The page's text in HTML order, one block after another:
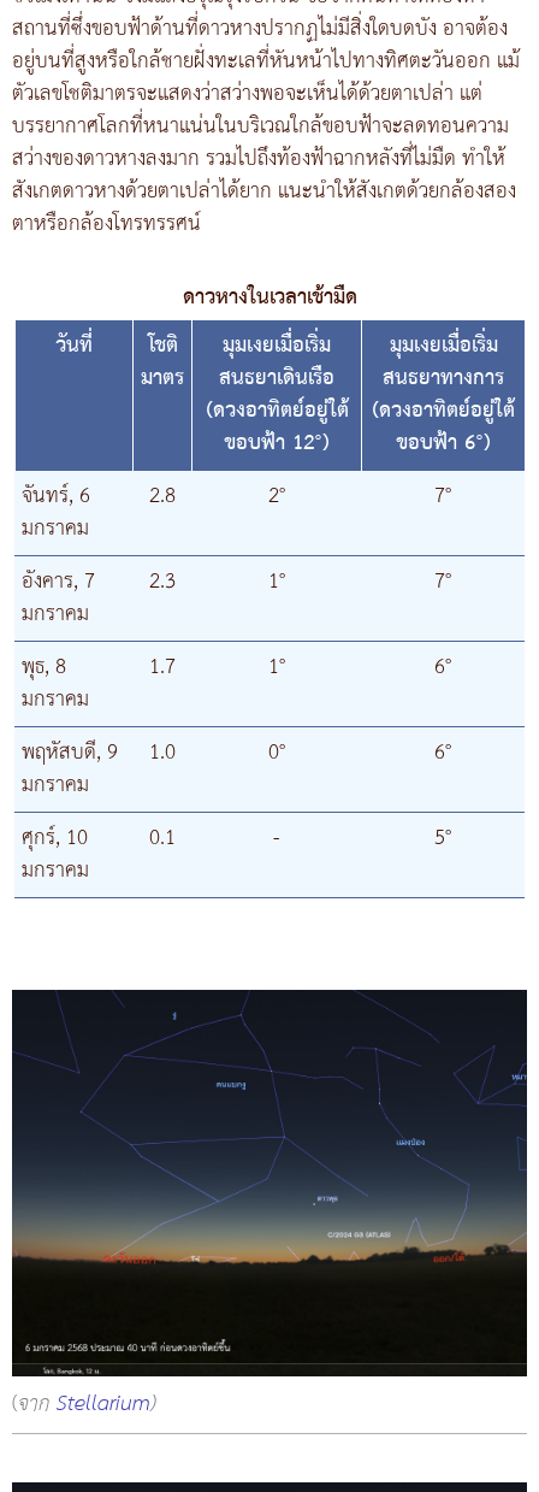
สถานที่ซึ่งขอบฟ้าด้านที่ดาวหางปรากฏไม่มีสิ่งใดบดบัง อาจต้อง
อยู่บนที่สูงหรือใกล้ชายฝั่งทะเลที่หันหน้าไปทางทิศตะวันออก แม้
ตัวเลขโชติมาตรจะแสดงว่าสว่างพอจะเห็นได้ด้วยตาเปล่า แต่
บรรยากาศโลกที่หนาแน่นในบริเวณใกล้ขอบฟ้าจะลดทอนความ
สว่างของดาวหางลงมาก รวมไปถึงท้องฟ้าฉากหลังที่ไม่มืด ทำให้
สังเกตดาวหางด้วยตาเปล่าได้ยาก แนะนำให้สังเกตด้วยกล้องสอง
ตาหรือกล้องโทรทรรศน์
ดาวหางในเวลาเช้ามืด
วันที่
โชติ
มาตร
มุมเงยเมื่อเริ่ม
สนธยาเดินเรือ
(ดวงอาทิตย์อยู่ใต้
ขอบฟ้า 12°)
มุมเงยเมื่อเริ่ม
สนธยาทางการ
(ดวงอาทิตย์อยู่ใต้
ขอบฟ้า 6°)
จันทร์, 6
มกราคม
2.8 2° 7°
อังคาร, 7
มกราคม
2.3 1° 7°
พุธ, 8
มกราคม
1.7 1° 6°
พฤหัสบดี, 9
มกราคม
1.0 0° 6°
ศุกร์, 10
มกราคม
0.1 - 5°
(จากStellarium)